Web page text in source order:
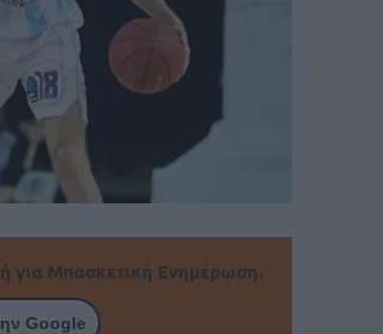
για Μπασκετική Ενημέρωση.
Google